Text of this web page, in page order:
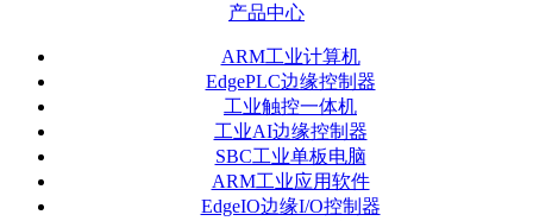
产品中心
ARM工业计算机
EdgePLC边缘控制器
工业触控一体机
工业AI边缘控制器
SBC工业单板电脑
ARM工业应用软件
EdgeIO边缘I/O控制器